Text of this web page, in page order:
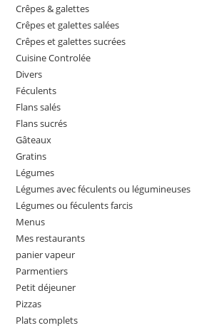
Crêpes & galettes
Crêpes et galettes salées
Crêpes et galettes sucrées
Cuisine Controlée
Divers
Féculents
Flans salés
Flans sucrés
Gâteaux
Gratins
Légumes
Légumes avec féculents ou légumineuses
Légumes ou féculents farcis
Menus
Mes restaurants
panier vapeur
Parmentiers
Petit déjeuner
Pizzas
Plats complets